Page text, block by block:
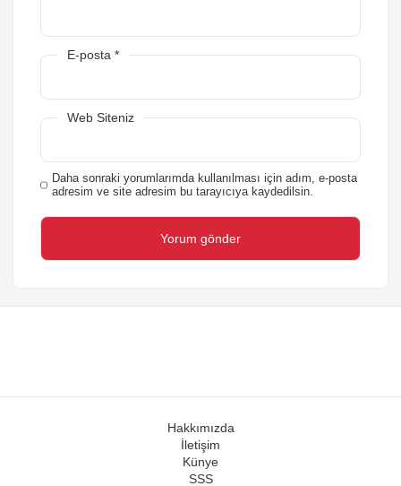
E-posta *
Web Siteniz
Daha sonraki yorumlarımda kullanılması için adım, e-posta
adresim ve site adresim bu tarayıcıya kaydedilsin.
Hakkımızda
İletişim
Künye
SSS